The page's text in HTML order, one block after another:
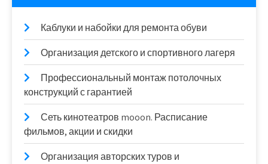
Каблуки и набойки для ремонта обуви
Организация детского и спортивного лагеря
Профессиональный монтаж потолочных
конструкций с гарантией
Сеть кинотеатров mooon. Расписание
фильмов, акции и скидки
Организация авторских туров и